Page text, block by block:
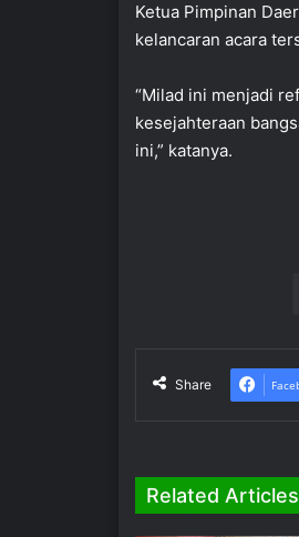
Ketua Pimpinan
kelancaran acara
“Milad ini menjadi
kesejahteraan
ini,” katanya.
Share
Related Articles